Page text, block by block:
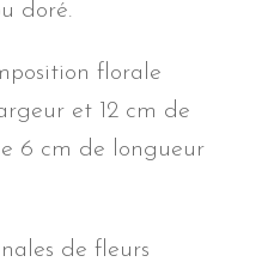
doré.
florale
et 12 cm de
6 cm de longueur
de fleurs